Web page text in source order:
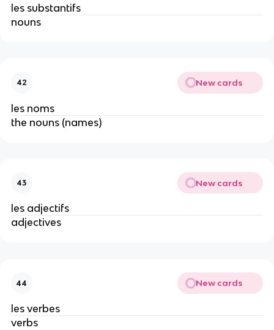
les substantifs
nouns
42 New cards
les noms
the nouns (names)
43 New cards
les adjectifs
adjectives
44 New cards
les verbes
verbs